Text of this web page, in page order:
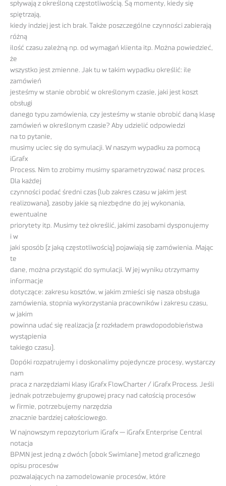
spływają z określoną częstotliwością. Są momenty, kiedy się
spiętrzają,
kiedy indziej jest ich brak. Także poszczególne czynności zabierają
różną
ilość czasu zależną np. od wymagań klienta itp. Można powiedzieć,
że
wszystko jest zmienne. Jak tu w takim wypadku określić: ile
zamówień
jesteśmy w stanie obrobić w określonym czasie, jaki jest koszt
obsługi
danego typu zamówienia, czy jesteśmy w stanie obrobić daną klasę
zamówień w określonym czasie? Aby udzielić odpowiedzi
na to pytanie,
musimy uciec się do symulacji. W naszym wypadku za pomocą
iGrafx
Process. Nim to zrobimy musimy sparametryzować nasz proces.
Dla każdej
czynności podać średni czas (lub zakres czasu w jakim jest
realizowana), zasoby jakie są niezbędne do jej wykonania,
ewentualne
priorytety itp. Musimy też określić, jakimi zasobami dysponujemy
i w
jaki sposób (z jaką częstotliwością) pojawiają się zamówienia. Mając
te
dane, można przystąpić do symulacji. W jej wyniku otrzymamy
informacje
dotyczące: zakresu kosztów, w jakim zmieści się nasza obsługa
zamówienia, stopnia wykorzystania pracowników i zakresu czasu,
w jakim
powinna udać się realizacja (z rozkładem prawdopodobieństwa
wystąpienia
takiego czasu).
Dopóki rozpatrujemy i doskonalimy pojedyncze procesy, wystarczy
nam
praca z narzędziami klasy iGrafx FlowCharter / iGrafx Process. Jeśli
jednak potrzebujemy grupowej pracy nad całością procesów
w firmie, potrzebujemy narzędzia
znacznie bardziej całościowego.
W najnowszym repozytorium iGrafx — iGrafx Enterprise Central
notacja
BPMN jest jedną z dwóch (obok Swimlane) metod graficznego
opisu procesów
pozwalających na zamodelowanie procesów, które